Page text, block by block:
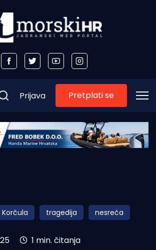
Prijava Pretplati se
Korčula tragedija nesreća
1 min. čitanja